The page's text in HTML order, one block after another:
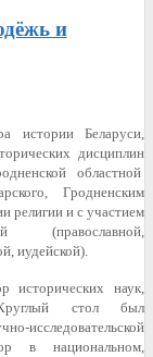
и
истории Беларуси,
дисциплин
областной
Гродненским
религии и с участием
(православной,
иудейской).
исторических наук,
стол был
исследовательской
в национальном,